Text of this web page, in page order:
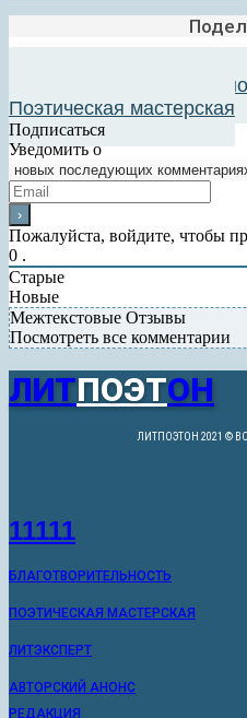
Добавить в авторский
Поэтическая мастерская
Подписаться
Уведомить о
Пожалуйста, войдите, чтобы
0 .
Старые
Новые
Межтекстовые Отзывы
Посмотреть все комментарии
ЛИТПОЭТОН
ЛИТПОЭТОН 2021 ©
11111
БЛАГОТВОРИТЕЛЬНОСТЬ
ПОЭТИЧЕСКАЯ МАСТЕРСКАЯ
ЛИТЭКСПЕРТ
АВТОРСКИЙ АНОНС
РЕДАКЦИЯ